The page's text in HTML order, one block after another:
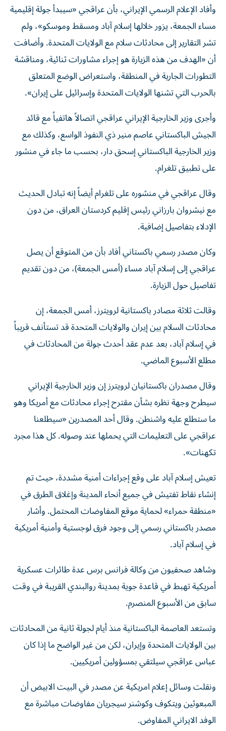
وأفاد الإعلام الرسمي الإيراني، بأن عراقجي «سيبدأ جولة إقليمية
مساء الجمعة، يزور خلالها إسلام آباد ومسقط وموسكو»، ولم
تشر التقارير إلى محادثات سلام مع الولايات ‌المتحدة. وأضافت
أن «الهدف من هذه الزيارة هو إجراء مشاورات ثنائية، ومناقشة
التطورات الجارية في المنطقة، واستعراض الوضع المتعلق
بالحرب التي تشنها الولايات المتحدة وإسرائيل على إيران».
وأجرى وزير الخارجية الإيراني عراقجي اتصالاً هاتفياً مع قائد
الجيش الباكستاني عاصم منير ذي النفوذ الواسع، وكذلك مع
وزير الخارجية الباكستاني إسحق دار، بحسب ما جاء في منشور
على تطبيق تلغرام.
وقال عراقجي في منشوره على تلغرام أيضاً إنه تبادل الحديث
مع نيشروان بارزاني رئيس إقليم كردستان العراق، من دون
الإدلاء بتفاصيل إضافية.
وكان مصدر رسمي باكستاني أفاد بأن من المتوقع أن يصل
عراقجي إلى إسلام آباد مساء (أمس الجمعة)، من دون تقديم
تفاصيل حول الزيارة.
وقالت ثلاثة مصادر باكستانية لرويترز، أمس الجمعة، إن
محادثات السلام ‌بين إيران والولايات المتحدة قد تستأنف قريباً
في إسلام آباد، بعد عدم عقد أحدث جولة من المحادثات في
مطلع الأسبوع الماضي.
وقال مصدران باكستانيان لرويترز إن وزير الخارجية الإيراني
سيطرح وجهة نظره بشأن مقترح إجراء محادثات مع أمريكا وهو
ما ستطلع عليه واشنطن. وقال أحد المصدرين «سيطلعنا
عراقجي على التعليمات التي يحملها عند وصوله. كل هذا مجرد
تكهنات».
تعيش إسلام آباد على وقع إجراءات أمنية مشددة، حيث تم
إنشاء نقاط تفتيش في جميع أنحاء المدينة وإغلاق الطرق في
«منطقة حمراء» لحماية موقع المفاوضات المحتمل. وأشار
مصدر باكستاني رسمي إلى وجود فرق لوجستية وأمنية أمريكية
في إسلام آباد.
وشاهد صحفيون من وكالة فرانس برس عدة طائرات عسكرية
أمريكية تهبط في قاعدة جوية بمدينة روالبندي القريبة في وقت
سابق من الأسبوع المنصرم.
وتستعد العاصمة الباكستانية منذ أيام لجولة ثانية من المحادثات
بين الولايات المتحدة وإيران، لكن من غير الواضح ما إذا كان
عباس عراقجي سيلتقي بمسؤولين أمريكيين.
ونقلت وسائل إعلام امريكية عن مصدر في البيت الابيض أن
المبعوثين ويتكوف وكوشنر سيجريان مفاوضات مباشرة مع
الوفد الايراني المفاوض.